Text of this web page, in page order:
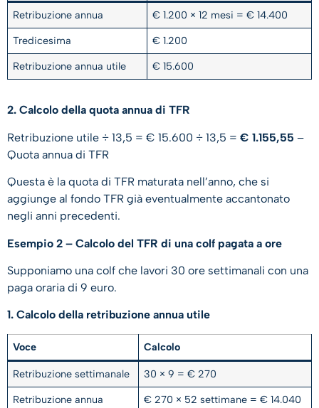
Retribuzione annua
€ 1.200 × 12 mesi = € 14.400
Tredicesima
€ 1.200
Retribuzione annua utile
€ 15.600
2. Calcolo della quota annua di TFR
Retribuzione utile ÷ 13,5 = € 15.600 ÷ 13,5 = € 1.155,55 –
Quota annua di TFR
Questa è la quota di TFR maturata nell’anno, che si
aggiunge al fondo TFR già eventualmente accantonato
negli anni precedenti.
Esempio 2 – Calcolo del TFR di una colf pagata a ore
Supponiamo una colf che lavori 30 ore settimanali con una
paga oraria di 9 euro.
1. Calcolo della retribuzione annua utile
Voce Calcolo
Retribuzione settimanale
30 × 9 = € 270
Retribuzione annua
€ 270 × 52 settimane = € 14.040